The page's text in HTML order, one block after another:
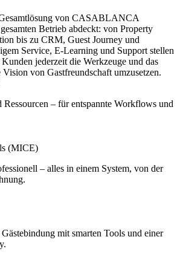
von CASABLANCA
Betrieb abdeckt: von Property
bis zu CRM, Guest Journey und
Service, E-Learning und Support stellen
jederzeit die Werkzeuge und das
von Gastfreundschaft umzusetzen.
– für entspannte Workflows und
(MICE)
– alles in einem System, von der
mit smarten Tools und einer